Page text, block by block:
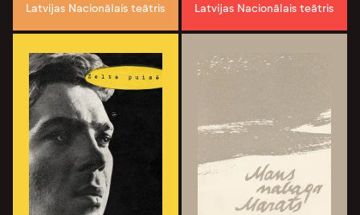
Latvijas Nacionālais teātris Latvijas Nacionālais teātris